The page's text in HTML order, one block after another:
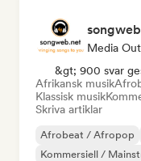
Media
&gt; 900 svar
Afrikansk musik
Klassisk musik
Skriva artiklar
Afrobeat / Afropop
Kommersiell /